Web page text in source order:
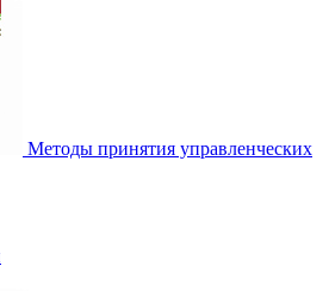
Методы принятия управленческих